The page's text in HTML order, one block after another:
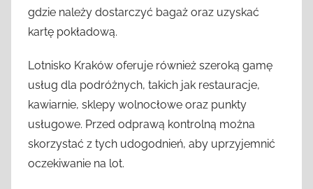
gdzie należy dostarczyć bagaż oraz uzyskać
kartę pokładową.
Lotnisko Kraków oferuje również szeroką gamę
usług dla podróżnych, takich jak restauracje,
kawiarnie, sklepy wolnocłowe oraz punkty
usługowe. Przed odprawą kontrolną można
skorzystać z tych udogodnień, aby uprzyjemnić
oczekiwanie na lot.